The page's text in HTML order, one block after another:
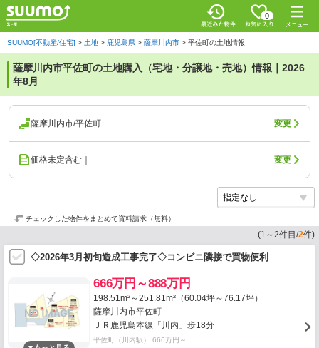
0
SUUMO[不動産/住宅] > 土地 > 鹿児島県 > 薩摩川内市 > 平佐町の土地情報
薩摩川内市平佐町の土地購入（宅地・分譲地・売地）情報｜2026
年8月
薩摩川内市/平佐町 変更
価格未定含む｜ 変更
チェックした物件をまとめて資料請求（無料）
(1 ～2件目/2件)
◇2026年3月初旬造成工事完了◇コンビニ隣接で買物便利
666万円～888万円
198.51m²～251.81m²（60.04坪～76.17坪）
薩摩川内市平佐町
ＪＲ鹿児島本線「川内」歩18分
平佐町（川内駅） 666万円～…